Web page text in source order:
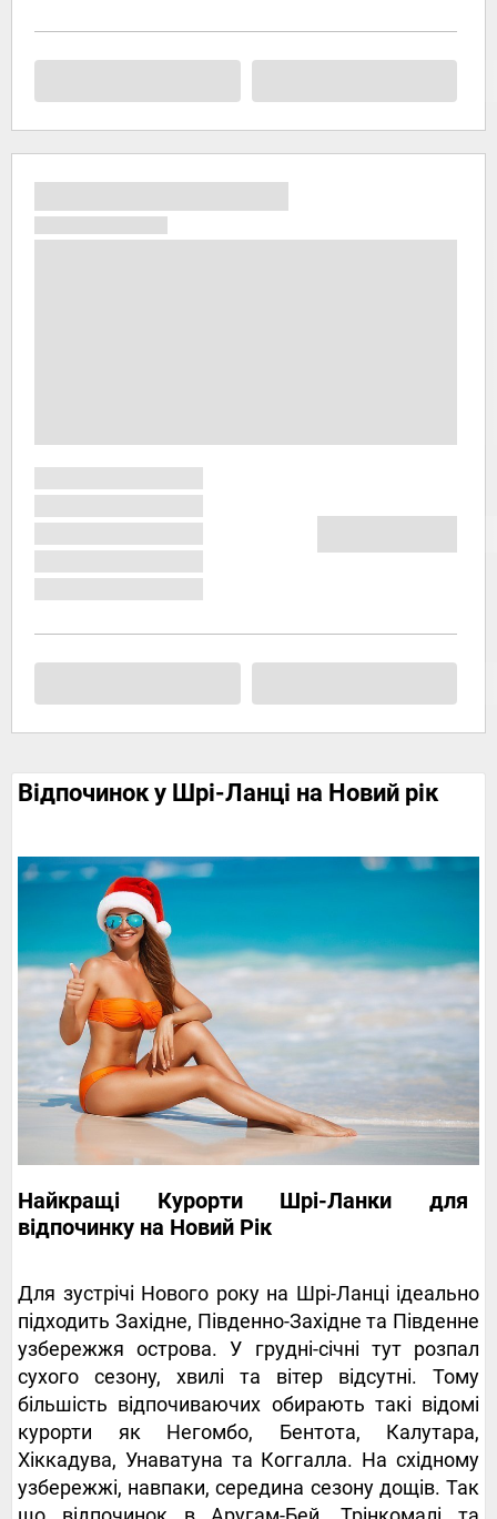
Відпочинок у Шрі-Ланці на Новий рік
Найкращі Курорти Шрі-Ланки для
відпочинку на Новий Рік
Для зустрічі Нового року на Шрі-Ланці ідеально
підходить Західне, Південно-Західне та Південне
узбережжя острова. У грудні-січні тут розпал
сухого сезону, хвилі та вітер відсутні. Тому
більшість відпочиваючих обирають такі відомі
курорти як Негомбо, Бентота, Калутара,
Хіккадува, Унаватуна та Коггалла. На східному
узбережжі, навпаки, середина сезону дощів. Так